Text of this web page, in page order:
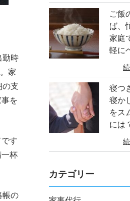
勤時
家
の支
を
す
杯
帳の
ご飯
ば、
家庭
軽に
寝つ
寝か
をス
には
カテゴリー